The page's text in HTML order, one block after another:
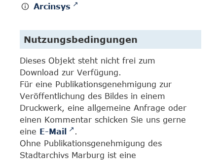
Arcinsys
Nutzungsbedingungen
Dieses Objekt steht nicht frei zum
Download zur Verfügung.
Für eine Publikationsgenehmigung zur
Veröffentlichung des Bildes in einem
Druckwerk, eine allgemeine Anfrage oder
einen Kommentar schicken Sie uns gerne
eine E-Mail
.
Ohne Publikationsgenehmigung des
Stadtarchivs Marburg ist eine